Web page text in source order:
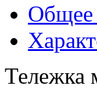
Общее
Тележка